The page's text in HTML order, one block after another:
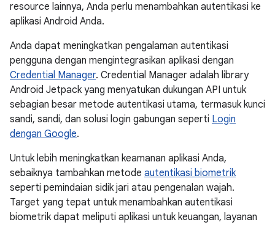
resource lainnya, Anda perlu menambahkan autentikasi ke
aplikasi Android Anda.
Anda dapat meningkatkan pengalaman autentikasi
pengguna dengan mengintegrasikan aplikasi dengan
Credential Manager. Credential Manager adalah library
Android Jetpack yang menyatukan dukungan API untuk
sebagian besar metode autentikasi utama, termasuk kunci
sandi, sandi, dan solusi login gabungan seperti Login
dengan Google.
Untuk lebih meningkatkan keamanan aplikasi Anda,
sebaiknya tambahkan metode autentikasi biometrik
seperti pemindaian sidik jari atau pengenalan wajah.
Target yang tepat untuk menambahkan autentikasi
biometrik dapat meliputi aplikasi untuk keuangan, layanan